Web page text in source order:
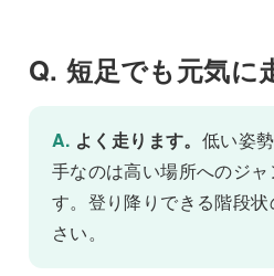
Q. 短足でも元気に
A. よく走ります。 低い姿
手なのは高い場所へのジ
す。登り降りできる階段
さい。